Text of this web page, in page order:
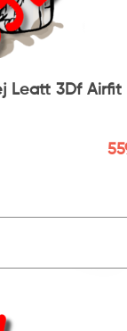
Leatt 3Df Airfit